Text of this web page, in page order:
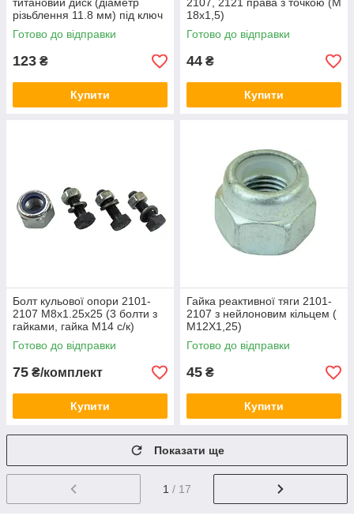
різьблення 11.8 мм) під ключ
19 мм М12х1.25х35
Готово до відправки
123 ₴
Купити
18х1,5)
Готово до відправки
44 ₴
Купити
Болт кульової опори 2101-
2107 М8х1.25х25 (3 болти з
гайками, гайка М14 с/к)
Готово до відправки
75 ₴/комплект
Купити
Гайка реактивної тяги 2101-
2107 з нейлоновим кільцем (
М12Х1,25)
Готово до відправки
45 ₴
Купити
Показати ще
1 / 17